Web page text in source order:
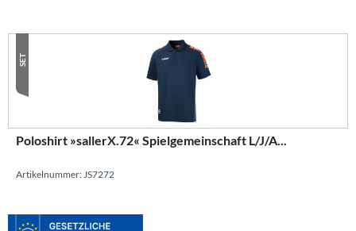
SET
Poloshirt »sallerX.72« Spielgemeinschaft L/J/A...
Artikelnummer: JS7272